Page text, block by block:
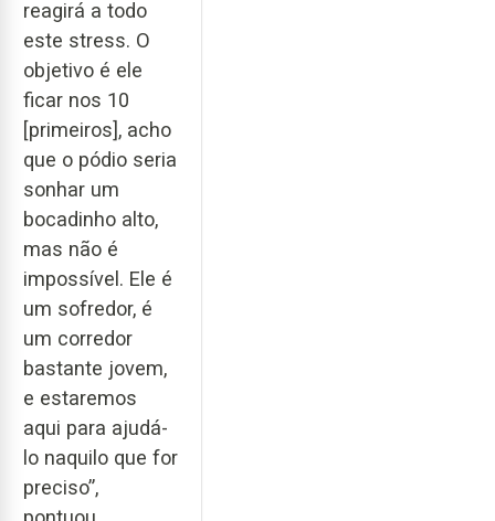
reagirá a todo
este stress. O
objetivo é ele
ficar nos 10
[primeiros], acho
que o pódio seria
sonhar um
bocadinho alto,
mas não é
impossível. Ele é
um sofredor, é
um corredor
bastante jovem,
e estaremos
aqui para ajudá-
lo naquilo que for
preciso”,